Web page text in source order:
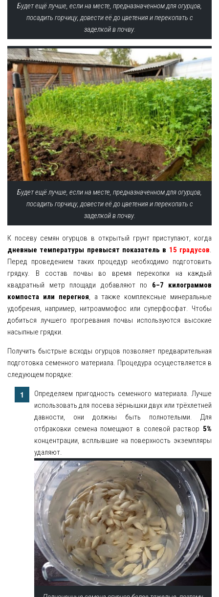
Будет ещё лучше, если на месте, предназначенном для огурцов,
посадить горчицу, довести её до цветения и перекопать с
заделкой в почву.
Будет ещё лучше, если на месте, предназначенном для огурцов,
посадить горчицу, довести её до цветения и перекопать с
заделкой в почву.
К посеву семян огурцов в открытый грунт приступают, когда
дневные температуры превысят показатель в 15 градусов.
Перед проведением таких процедур необходимо подготовить
грядку. В состав почвы во время перекопки на каждый
квадратный метр площади добавляют по 6–7 килограммов
компоста или перегноя, а также комплексные минеральные
удобрения, например, нитроаммофос или суперфосфат. Чтобы
добиться лучшего прогревания почвы используются высокие
насыпные грядки.
Получить быстрые всходы огурцов позволяет предварительная
подготовка семенного материала. Процедура осуществляется в
следующем порядке:
Определяем пригодность семенного материала. Лучше
использовать для посева зёрнышки двух или трёхлетней
давности, они должны быть полнотелыми. Для
отбраковки семена помещают в солевой раствор 5%
концентрации, всплывшие на поверхность экземпляры
удаляют.